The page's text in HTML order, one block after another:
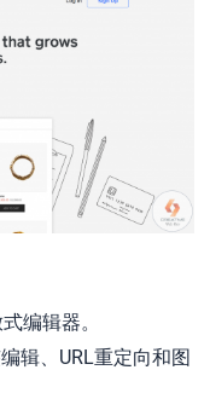
编辑器。
辑、URL重定向和图